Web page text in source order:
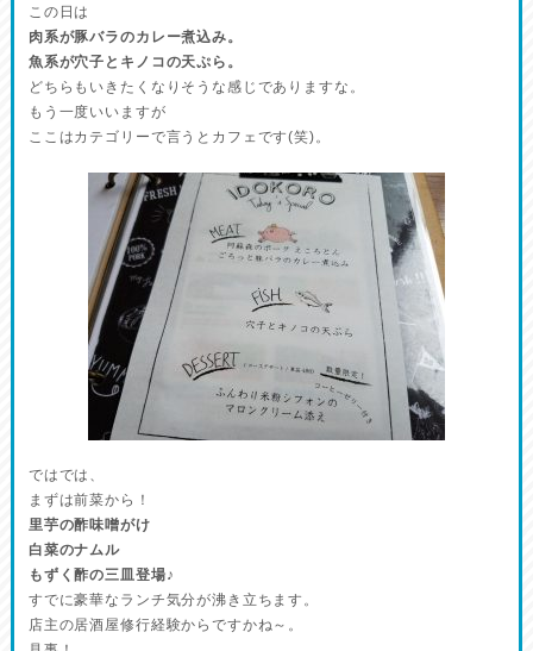
この日は
肉系が豚バラのカレー煮込み。
魚系が穴子とキノコの天ぷら。
どちらもいきたくなりそうな感じでありますな。
もう一度いいますが
ここはカテゴリーで言うとカフェです(笑)。
ではでは、
まずは前菜から！
里芋の酢味噌がけ
白菜のナムル
もずく酢の三皿登場♪
すでに豪華なランチ気分が沸き立ちます。
店主の居酒屋修行経験からですかね～。